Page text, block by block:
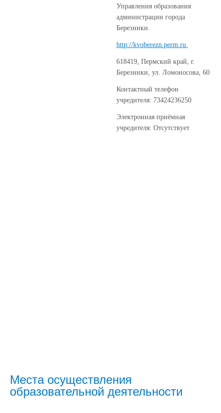
Управления образования
администрации города
Березники.
http://kvoberezn.perm.ru
618419, Пермский край, г.
Березники, ул. Ломоносова, 60
Контактный телефон
учредителя: 73424236250
Электронная приёмная
учредителя: Отсутствует
Места осуществления
образовательной деятельности